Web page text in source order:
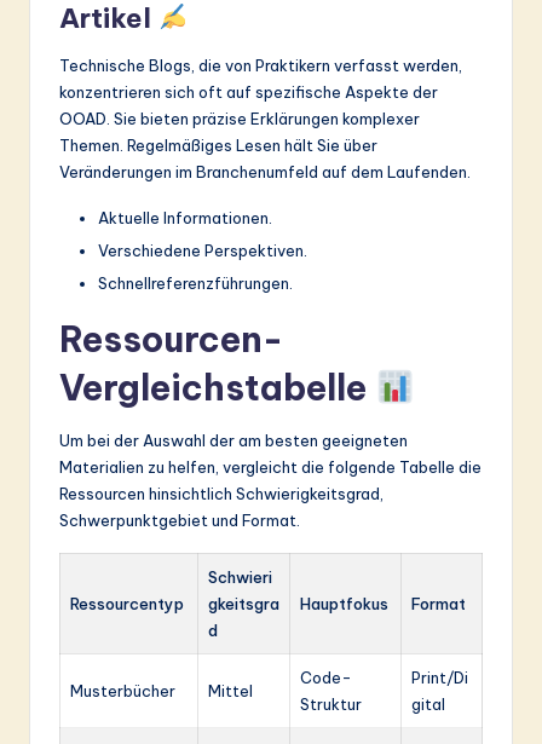
Artikel
Technische Blogs, die von Praktikern verfasst werden,
konzentrieren sich oft auf spezifische Aspekte der
OOAD. Sie bieten präzise Erklärungen komplexer
Themen. Regelmäßiges Lesen hält Sie über
Veränderungen im Branchenumfeld auf dem Laufenden.
Aktuelle Informationen.
Verschiedene Perspektiven.
Schnellreferenzführungen.
Ressourcen-
Vergleichstabelle
Um bei der Auswahl der am besten geeigneten
Materialien zu helfen, vergleicht die folgende Tabelle die
Ressourcen hinsichtlich Schwierigkeitsgrad,
Schwerpunktgebiet und Format.
Ressourcentyp
Schwieri
gkeitsgra
d
Hauptfokus Format
Musterbücher Mittel
Code-
Struktur
Print/Di
gital